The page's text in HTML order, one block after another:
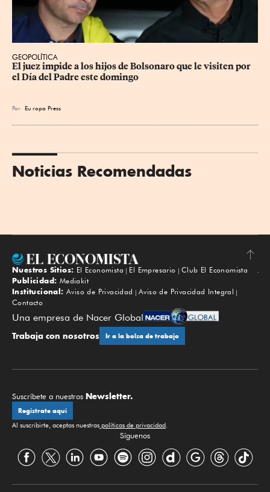
GEOPOLÍTICA
El juez impide a los hijos de Bolsonaro que le visiten por
el Día del Padre este domingo
Por Eu ropa Press
Noticias Recomendadas
Subir
Nuestros Sitios: El Economista El Empresario
Club El Economista
Publicidad: Mediakit
Institucional: Aviso de Privacidad
Aviso de Privacidad Integral
Contacto
Una empresa de Nacer Global
Trabaja con nosotros Ir a la bolsa de trabajo
Suscríbete a nuestros Newsletter.
Regístrate aquí
Al suscribirte, aceptas nuestras políticas de privacidad.
Síguenos